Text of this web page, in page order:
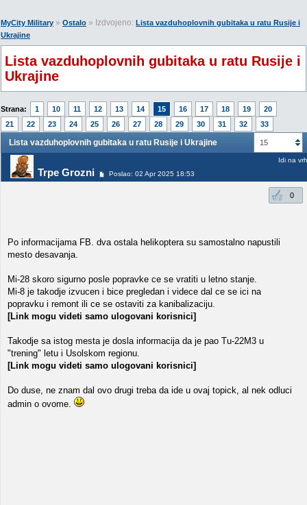
MyCity Military » Ostalo » Izdvojeno: Lista vazduhoplovnih gubitaka u ratu Rusije i
Ukrajine
Lista vazduhoplovnih gubitaka u ratu Rusije i
Ukrajine
Strana: 1 10 11 12 13 14 15 16 17 18 19
20
21
22 23 24 25 26 27 28 29 30 31 32 33
15
Lista vazduhoplovnih gubitaka u ratu Rusije i Ukrajine
Trpe Grozni Poslao: 02 Apr 2025 18:53
Idi na vrh
0
Po informacijama FB. dva ostala helikoptera su samostalno napustili
mesto desavanja.
Mi-28 skoro sigurno posle popravke ce se vratiti u letno stanje.
Mi-8 je takodje izvucen i bice pregledan i videce dal ce se ici na
popravku i remont ili ce se ostaviti za kanibalizaciju.
[Link mogu videti samo ulogovani korisnici]
Takodje sa istog mesta je dosla informacija da je pao Tu-22M3 u
"trening" letu i Usolskom regionu.
[Link mogu videti samo ulogovani korisnici]
Do duse, ne znam dal ovo drugi treba da ide u ovaj topick, al nek odluci
admin o ovome.